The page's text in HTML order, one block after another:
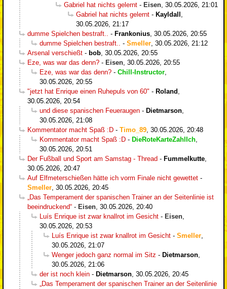
Gabriel hat nichts gelernt - Eisen, 30.05.2026, 21:01
Gabriel hat nichts gelernt - Kayldall ,
30.05.2026, 21:17
dumme Spielchen bestraft.. - Frankonius, 30.05.2026, 20:55
dumme Spielchen bestraft.. - Smeller, 30.05.2026, 21:12
Arsenal verschießt - bob, 30.05.2026, 20:55
Eze, was war das denn? - Eisen, 30.05.2026, 20:55
Eze, was war das denn? - Chill-Instructor,
30.05.2026, 20:55
"jetzt hat Enrique einen Ruhepuls von 60" - Roland ,
30.05.2026, 20:54
und diese spanischen Feueraugen - Dietmarson,
30.05.2026, 21:08
Kommentator macht Spaß :D - Timo_89, 30.05.2026, 20:48
Kommentator macht Spaß :D - DieRoteKarteZahlIch,
30.05.2026, 20:51
Der Fußball und Sport am Samstag - Thread - Fummelkutte,
30.05.2026, 20:47
Auf Elfmeterschießen hätte ich vorm Finale nicht gewettet -
Smeller, 30.05.2026, 20:45
„Das Temperament der spanischen Trainer an der Seitenlinie ist
beeindruckend“ - Eisen, 30.05.2026, 20:40
Luís Enrique ist zwar knallrot im Gesicht - Eisen,
30.05.2026, 20:53
Luís Enrique ist zwar knallrot im Gesicht - Smeller,
30.05.2026, 21:07
Wenger jedoch ganz normal im Sitz - Dietmarson,
30.05.2026, 21:06
der ist noch klein - Dietmarson, 30.05.2026, 20:45
„Das Temperament der spanischen Trainer an der Seitenlinie